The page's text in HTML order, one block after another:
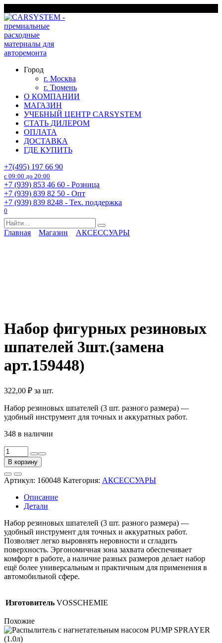
к
содержанию
Город
г. Москва
г. Тюмень
О КОМПАНИИ
МАГАЗИН
УЧЕБНЫЙ ЦЕНТР CARSYSTEM
СТАТЬ ДИЛЕРОМ
ОПЛАТА
ДОСТАВКА
ГДЕ КУПИТЬ
+7(495) 197 66 90
с 09:00 до 20:00
+7 (939) 853 46 60 - Розница
+7 (939) 839 82 50 - Опт
+7 (939) 839 8248 - Тех. поддержка
0
Search
for:
Главная Магазин АКСЕССУАРЫ
Набор фигурных резиновых
шпателей 3шт.(замена
арт.159448)
322,00 ₽ за шт.
Набор резиновых шпателей (3 шт. разного размера) —
удобный инструмент для точных и аккуратных работ.
348 в наличии
Количество
товара
Набор
фигурных
резиновых
шпателей
3шт.
(замена
арт.159448)
В корзину
Артикул: 160048 Категория: АКСЕССУАРЫ
Описание
Детали
Набор резиновых шпателей (3 шт. разного размера) —
удобный инструмент для точных и аккуратных работ.
Позволяет легко выровнять неровности и сгладить
поверхность. Эргономичная зона захвата обеспечивает
комфорт в работе, а наличие разных размеров делает набор
ещё более универсальным и практичным для применения в
автомобильной сфере.
Изготовитель VOSSCHEMIE
Похожие